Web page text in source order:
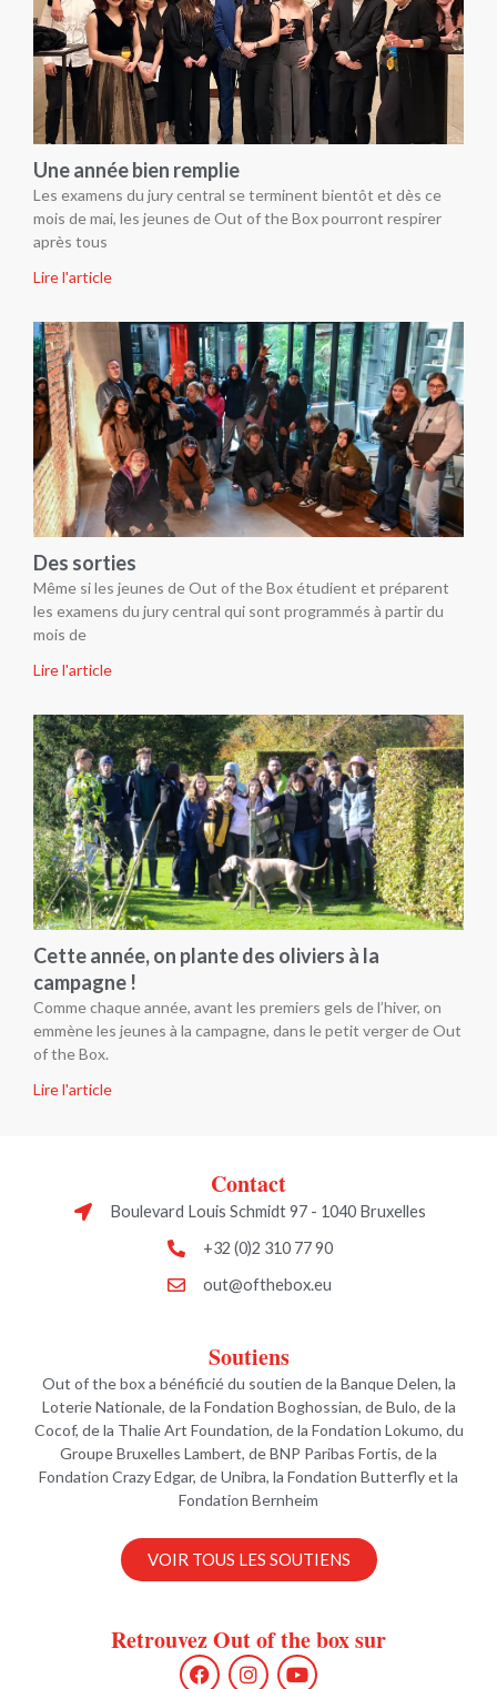
Une année bien remplie
Les examens du jury central se terminent bientôt et dès ce
mois de mai, les jeunes de Out of the Box pourront respirer
après tous
Lire l'article
Des sorties
Même si les jeunes de Out of the Box étudient et préparent
les examens du jury central qui sont programmés à partir du
mois de
Lire l'article
Cette année, on plante des oliviers à la
campagne !
Comme chaque année, avant les premiers gels de l’hiver, on
emmène les jeunes à la campagne, dans le petit verger de Out
of the Box.
Lire l'article
Contact
Boulevard Louis Schmidt 97 - 1040 Bruxelles
+32 (0)2 310 77 90
out@ofthebox.eu
Soutiens
Out of the box a bénéficié du soutien de la Banque Delen, la
Loterie Nationale, de la Fondation Boghossian, de Bulo, de la
Cocof, de la Thalie Art Foundation, de la Fondation Lokumo, du
Groupe Bruxelles Lambert, de BNP Paribas Fortis, de la
Fondation Crazy Edgar, de Unibra, la Fondation Butterfly et la
Fondation Bernheim
VOIR TOUS LES SOUTIENS
Retrouvez Out of the box sur
F
a
I
n
Y
o